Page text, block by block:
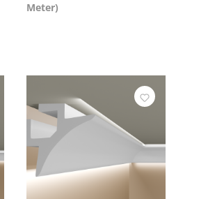
Meter)